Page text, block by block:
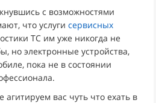
с возможностями
что услугисервисных
ТС им уже никогда не
но электронные устройства,
пока не в состоянии
вас чуть что ехать в